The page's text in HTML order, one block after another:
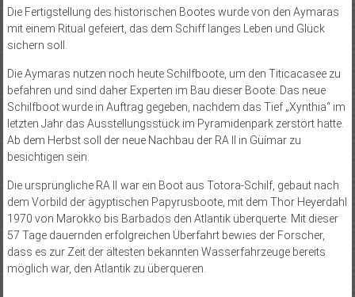
Die Fertigstellung des historischen Bootes wurde von den Aymaras
mit einem Ritual gefeiert, das dem Schiff langes Leben und Glück
sichern soll.
Die Aymaras nutzen noch heute Schilfboote, um den Titicacasee zu
befahren und sind daher Experten im Bau dieser Boote. Das neue
Schilfboot wurde in Auftrag gegeben, nachdem das Tief „Xynthia“ im
letzten Jahr das Ausstellungsstück im Pyramidenpark zerstört hatte.
Ab dem Herbst soll der neue Nachbau der RA II in Güímar zu
besichtigen sein.
Die ursprüngliche RA II war ein Boot aus Totora-Schilf, gebaut nach
dem Vorbild der ägyptischen Papyrusboote, mit dem Thor Heyerdahl
1970 von Marokko bis Barbados den Atlantik überquerte. Mit dieser
57 Tage dauernden erfolgreichen Überfahrt bewies der Forscher,
dass es zur Zeit der ältesten bekannten Wasserfahrzeuge bereits
möglich war, den Atlantik zu überqueren.